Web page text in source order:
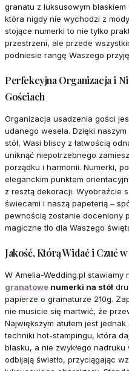
granatu z luksusowym
która nigdy nie wychodzi z
stojące numerki to nie tylko
przestrzeni, ale przede
podniesie rangę Waszego
Perfekcyjna Organizacja i
Gościach
Organizacja usadzenia gości
udanego wesela. Dzięki
stół, Wasi bliscy z łatwością
uniknąć niepotrzebnego
porządku i harmonii. Numerki,
eleganckim punktem
z resztą dekoracji. Wyobraźcie
świecami i naszą papeterią –
pewnością zostanie doceniony
magiczne tło dla Waszego
Jakość, Którą Widać i Czuć
W Amelia-Wedding.pl stawiamy
granatowe numerki na stół
papierze o gramaturze 210g.
nie musicie się martwić, że
Największym atutem jest
techniki hot-stampingu, która
blasku, a nie zwykłego
odbijają światło, przyciągając